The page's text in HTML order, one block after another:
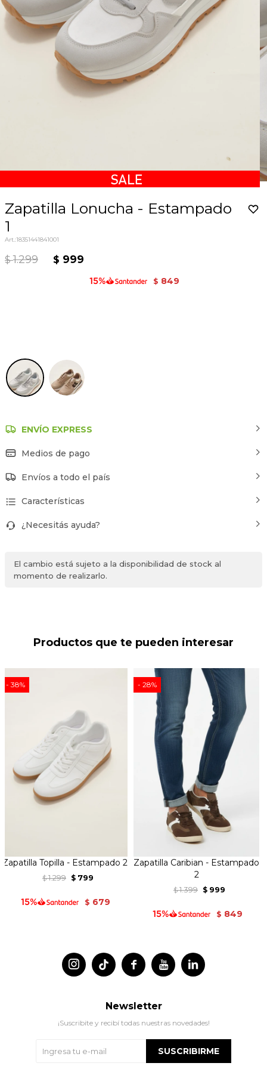
Zapatilla Lonucha - Estampado
1
18351441841001
$ 1.299 $ 999
$ 849
ENVÍO EXPRESS
Medios de pago
Envíos a todo el país
Características
¿Necesitás ayuda?
El cambio está sujeto a la disponibilidad de stock al
momento de realizarlo.
Productos que te pueden interesar
38
Zapatilla Topilla - Estampado 2
$ 1.299 $ 799
$ 679
28
Zapatilla Caribian - Estampado
2
$ 1.399 $ 999
$ 849
 
 
Newsletter
¡Suscribite y recibí todas nuestras novedades!
SUSCRIBIRME